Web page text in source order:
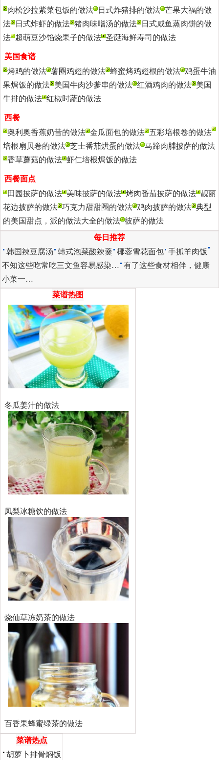
肉松沙拉紫菜包饭的做法
日式炸猪排的做法 芒果大福的做
法
日式炸虾的做法 猪肉味噌汤的做法
日式咸鱼蒸肉饼的做
法 超萌豆沙馅烧果子的做法 圣诞海鲜寿司的做法
美国食谱
烤鸡的做法 薯圈鸡翅的做法 蜂蜜烤鸡翅根的做法 鸡蛋牛油
果焗饭的做法 美国牛肉沙爹串的做法 红酒鸡肉的做法 美国
牛排的做法 红椒时蔬的做法
西餐
奥利奥香蕉奶昔的做法 金瓜面包的做法 五彩培根卷的做法
培根扇贝卷的做法 芝士番茄烘蛋的做法 马蹄肉脯披萨的做法
香草蘑菇的做法 虾仁培根焗饭的做法
西餐面点
田园披萨的做法 美味披萨的做法 烤肉番茄披萨的做法 靓丽
花边披萨的做法 巧克力甜甜圈的做法 鸡肉披萨的做法 典型
的美国甜点，派的做法大全的做法 彼萨的做法
每日推荐
韩国辣豆腐汤 韩式泡菜酸辣羹 椰蓉雪花面包 手抓羊肉饭
不知这些吃常吃三文鱼容易感染… 有了这些食材相伴，健康
小菜一…
菜谱热图
冬瓜姜汁的做法
凤梨冰糖饮的做法
烧仙草冻奶茶的做法
百香果蜂蜜绿茶的做法
菜谱热点
胡萝卜排骨焖饭